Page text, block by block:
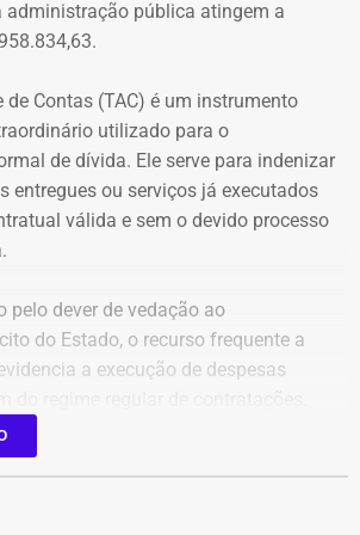
somam R$ 13.112,09, sem
ainda que o Tribunal concluiu que o
da gestão desses recursos,
para contas da prefeitura e
que permaneceram sem
Também destaca que Dr.
sobre as irregularidades em
esses fatos configuram uma
no entanto, será do TRE-RJ, que
e a defesa do parlamentar antes de
administração pública atingem a
de Contas (TAC) é um instrumento
utilizado para o
de dívida. Ele serve para indenizar
entregues ou serviços já executados
válida e sem o devido processo
pelo dever de vedação ao
do Estado, o recurso frequente a
a execução de despesas
de dívidas